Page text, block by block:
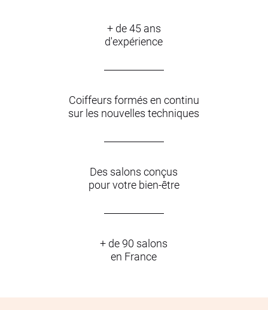
+ de 45 ans
d'expérience
Coiffeurs formés en continu
sur les nouvelles techniques
Des salons conçus
pour votre bien-être
+ de 90 salons
en France